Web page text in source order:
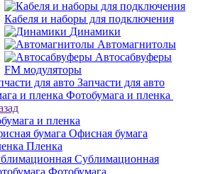
Кабеля и наборы для подключения
Динамики
Автомагнитолы
Автосабвуферы
FM модуляторы
Запчасти для авто
Фотобумага и пленка
и пленка
Офисная бумага
Пленка
Сублимационная
Фотобумага